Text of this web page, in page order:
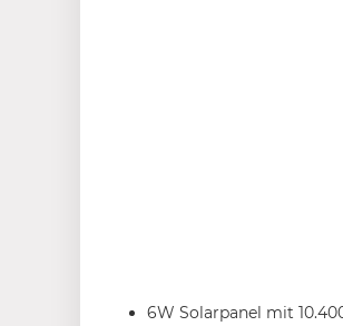
6W Solarpanel mit